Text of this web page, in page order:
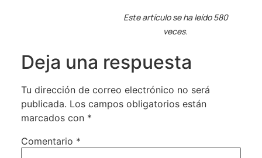
Este artículo se ha leído 580
veces.
Deja una respuesta
Tu dirección de correo electrónico no será
publicada. Los campos obligatorios están
marcados con *
Comentario *